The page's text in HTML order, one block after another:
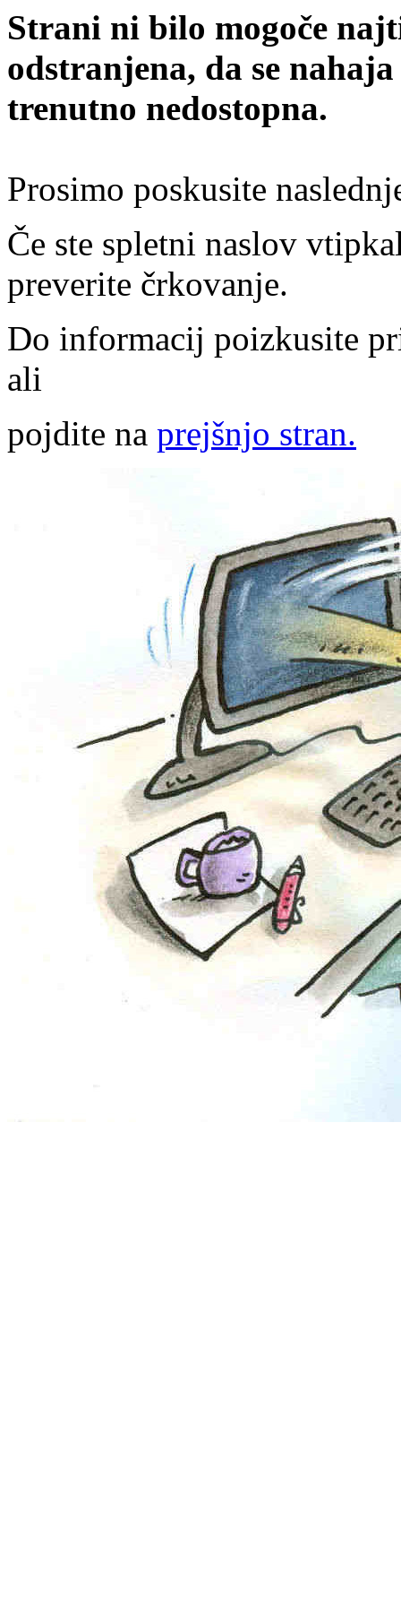
Strani ni bilo mogoče
odstranjena, da se
trenutno nedostopna.
Prosimo poskusite
Če ste spletni naslov
preverite črkovanje.
Do informacij poizkusite
ali
pojdite na prejšnjo stran.